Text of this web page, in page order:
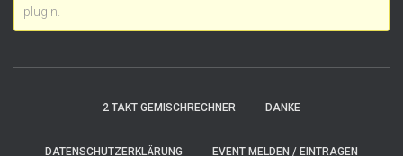
plugin.
2 TAKT GEMISCHRECHNER DANKE
DATENSCHUTZERKLÄRUNG EVENT MELDEN / EINTRAGEN